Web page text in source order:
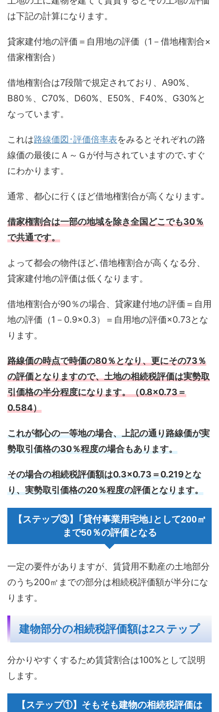
は下記の計算になります。
貸家建付地の評価＝自用地の評価（1－借地権割合×
借家権割合）
借地権割合は7段階で規定されており、A90%、
B80％、C70%、D60%、E50%、F40%、G30%と
なっています。
これは路線価図･評価倍率表をみるとそれぞれの路
線価の最後にＡ～Ｇが付与されていますので､すぐ
にわかります。
通常、都心に行くほど借地権割合が高くなります｡
借家権割合は一部の地域を除き全国どこでも30％
で共通です。
よって都会の物件ほど､借地権割合が高くなる分、
貸家建付地の評価は低くなります。
借地権割合が90％の場合、貸家建付地の評価＝自用
地の評価（1－0.9×0.3）＝自用地の評価×0.73とな
ります。
路線価の時点で時価の80％となり、更にその73％
の評価となりますので、土地の相続税評価は実勢取
引価格の半分程度になります。（0.8×0.73＝
0.584）
これが都心の一等地の場合、上記の通り路線価が実
勢取引価格の30％程度の場合もあります。
その場合の相続税評価額は0.3×0.73＝0.219とな
り、実勢取引価格の20％程度の評価となります。
【ステップ③】｢貸付事業用宅地｣として200㎡
まで50％の評価となる
一定の要件がありますが、賃貸用不動産の土地部分
のうち200㎡までの部分は相続税評価額が半分にな
ります。
建物部分の相続税評価額は2ステップ
分かりやすくするため賃貸割合は100%として説明
します。
【ステップ①】そもそも建物の相続税評価は